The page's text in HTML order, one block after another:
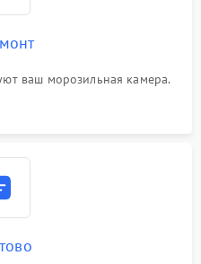
ваш морозильная камера.